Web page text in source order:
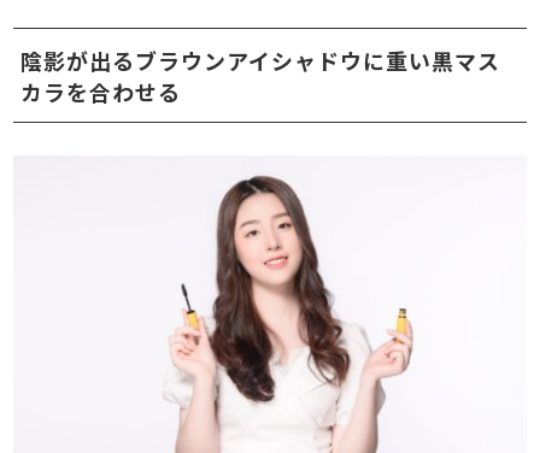
陰影が出るブラウンアイシャドウに重い黒マス
カラを合わせる